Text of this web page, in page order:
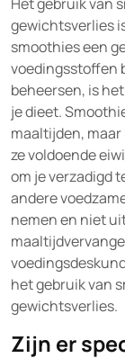
gewichtsverlies
smoothies een
voedingsstoffen
beheersen, is
je dieet.
maaltijden,
ze voldoende
om je verzadigd
andere
nemen en niet
het gebruik van
gewichtsverlies.
Zijn er